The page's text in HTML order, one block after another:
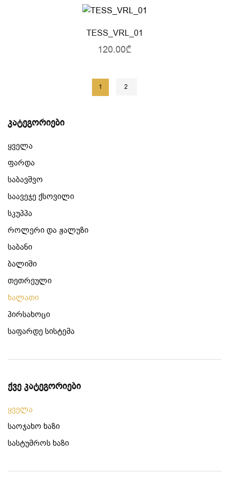
კატეგორიები
ყველა
ფარდა
საბავშვო
საავეჯე ქსოვილი
სკუპპა
როლერი და ჟალუზი
საბანი
ბალიში
თეთრეული
ხალათი
პირსახოცი
საფარდე სისტემა
ქვე კატეგორიები
ყველა
საოჯახო ხაზი
სასტუმროს ხაზი
TESS_VRL_01
120.00₾
1 2